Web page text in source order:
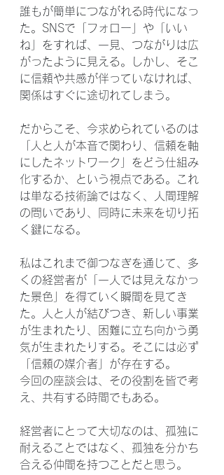
誰もが簡単につながれる時代になっ
た。SNSで「フォロー」や「いい
ね」をすれば、一見、つながりは広
がったように見える。しかし、そこ
に信頼や共感が伴っていなければ、
関係はすぐに途切れてしまう。
だからこそ、今求められているのは
「人と人が本音で関わり、信頼を軸
にしたネットワーク」をどう仕組み
化するか、という視点である。これ
は単なる技術論ではなく、人間理解
の問いであり、同時に未来を切り拓
く鍵になる。
私はこれまで御つなぎを通じて、多
くの経営者が「一人では見えなかっ
た景色」を得ていく瞬間を見てき
た。人と人が結びつき、新しい事業
が生まれたり、困難に立ち向かう勇
気が生まれたりする。そこには必ず
「信頼の媒介者」が存在する。
今回の座談会は、その役割を皆で考
え、共有する時間でもある。
経営者にとって大切なのは、孤独に
耐えることではなく、孤独を分かち
合える仲間を持つことだと思う。